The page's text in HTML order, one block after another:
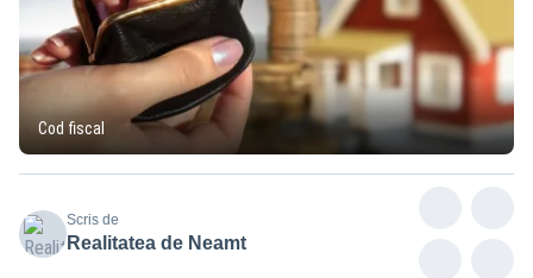
Cod fiscal
Scris de
Realitatea de Neamt